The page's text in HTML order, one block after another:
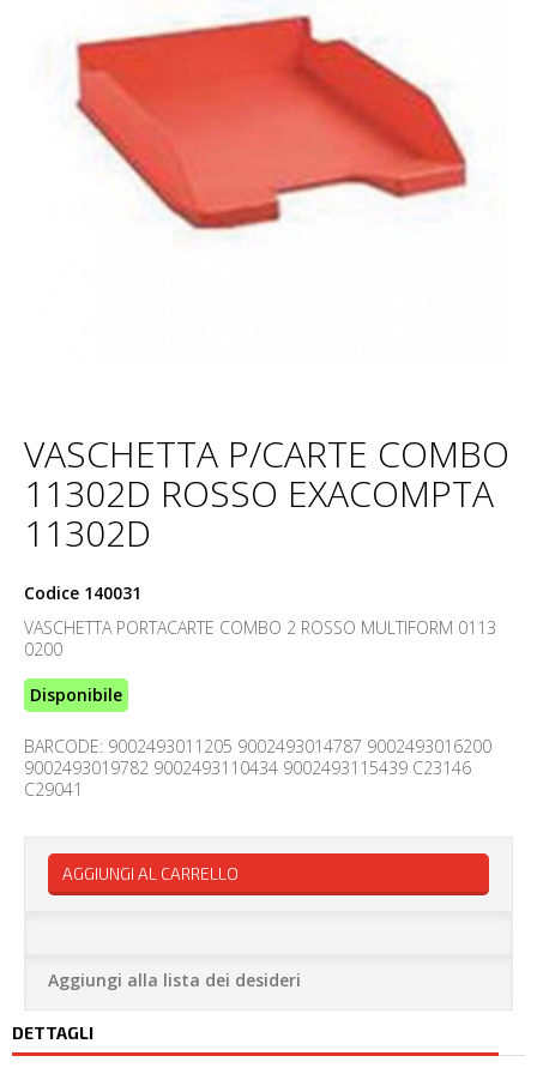
VASCHETTA P/CARTE COMBO
11302D ROSSO EXACOMPTA
11302D
Codice 140031
VASCHETTA PORTACARTE COMBO 2 ROSSO MULTIFORM 0113
0200
Disponibile
BARCODE: 9002493011205 9002493014787 9002493016200
9002493019782 9002493110434 9002493115439 C23146
C29041
AGGIUNGI AL CARRELLO
Aggiungi alla lista dei desideri
DETTAGLI